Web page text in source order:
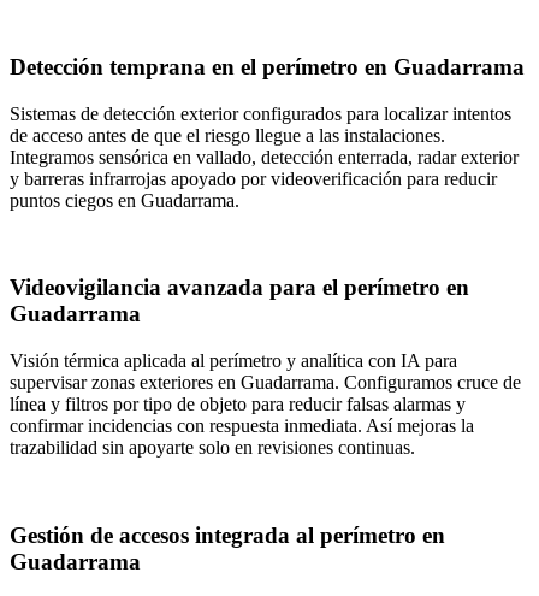
Detección temprana en el perímetro en Guadarrama
Sistemas de detección exterior configurados para localizar intentos
de acceso antes de que el riesgo llegue a las instalaciones.
Integramos sensórica en vallado, detección enterrada, radar exterior
y barreras infrarrojas apoyado por videoverificación para reducir
puntos ciegos en Guadarrama.
Videovigilancia avanzada para el perímetro en
Guadarrama
Visión térmica aplicada al perímetro y analítica con IA para
supervisar zonas exteriores en Guadarrama. Configuramos cruce de
línea y filtros por tipo de objeto para reducir falsas alarmas y
confirmar incidencias con respuesta inmediata. Así mejoras la
trazabilidad sin apoyarte solo en revisiones continuas.
Gestión de accesos integrada al perímetro en
Guadarrama